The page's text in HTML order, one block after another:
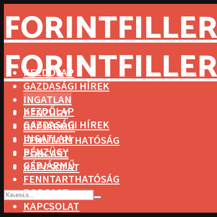
KEZDŐLAP
GAZDASÁGI HÍREK
INGATLAN
PÉNZÜGY
GÉPJÁRMŰ
FENNTARTHATÓSÁG
PODCAST
KAPCSOLAT
KEZDŐLAP
GAZDASÁGI HÍREK
INGATLAN
PÉNZÜGY
GÉPJÁRMŰ
FENNTARTHATÓSÁG
PODCAST
KAPCSOLAT